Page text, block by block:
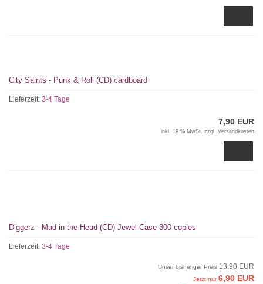
City Saints - Punk & Roll (CD) cardboard
Lieferzeit: 3-4 Tage
7,90 EUR
inkl. 19 % MwSt. zzgl. Versandkosten
Diggerz - Mad in the Head (CD) Jewel Case 300 copies
Lieferzeit: 3-4 Tage
Unser bisheriger Preis 13,90 EUR
Jetzt nur6,90 EUR